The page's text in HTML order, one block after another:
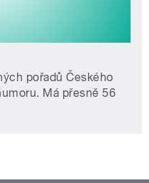
pořadů Českého
Má přesně 56